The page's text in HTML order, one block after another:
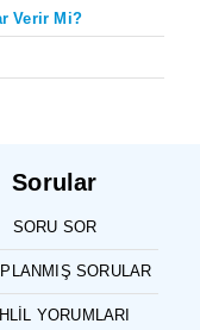
Verir Mi?
Sorular
SORU SOR
SORULAR
YORUMLARI